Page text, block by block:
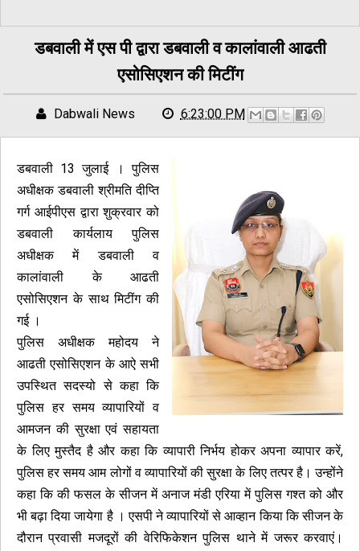
डबवाली में एस पी द्वारा डबवाली व कालांवाली आढती
एसोसिएशन की मिटींग
Dabwali News 6:23:00 PM
डबवाली 13 जुलाई । पुलिस
अधीक्षक डबवाली श्रीमति दीप्ति
गर्ग आईपीएस द्वारा शुक्रवार को
डबवाली कार्यलाय पुलिस
अधीक्षक में डबवाली व
कालांवाली के आढती
एसोसिएशन के साथ मिटींग की
गई ।
पुलिस अधीक्षक महोदय ने
आढती एसोसिएशन के आऐ सभी
उपस्थित सदस्यो से कहा कि
पुलिस हर समय व्यापारियों व
आमजन की सुरक्षा एवं सहायता
के लिए मुस्तैद है और कहा कि व्यापारी निर्भय होकर अपना व्यापार करें,
पुलिस हर समय आम लोगों व व्यापारियों की सुरक्षा के लिए तत्पर है। उन्होंने
कहा कि की फसल के सीजन में अनाज मंडी एरिया में पुलिस गश्त को और
भी बढ़ा दिया जायेगा है । एसपी ने व्यापारियों से आव्हान किया कि सीजन के
दौरान प्रवासी मजदूरों की वेरिफिकेशन पुलिस थाने में जरूर करवाएं।